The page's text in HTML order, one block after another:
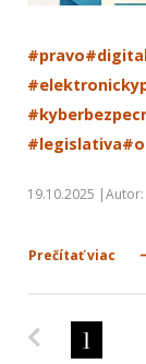
#pravo
#legislativa
19.10.2025 |Autor:
Prečítať viac
1